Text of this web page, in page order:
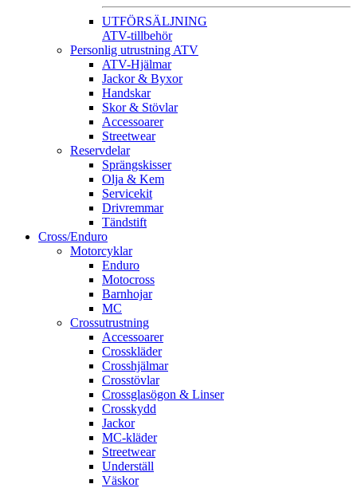
UTFÖRSÄLJNING
ATV-tillbehör
Personlig utrustning ATV
ATV-Hjälmar
Jackor & Byxor
Handskar
Skor & Stövlar
Accessoarer
Streetwear
Reservdelar
Sprängskisser
Olja & Kem
Servicekit
Drivremmar
Tändstift
Cross/Enduro
Motorcyklar
Enduro
Motocross
Barnhojar
MC
Crossutrustning
Accessoarer
Crosskläder
Crosshjälmar
Crosstövlar
Crossglasögon & Linser
Crosskydd
Jackor
MC-kläder
Streetwear
Underställ
Väskor